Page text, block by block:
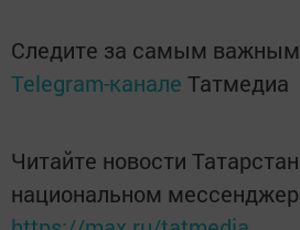
Следите за самым
Telegram-канале Татмедиа
Читайте новости
национальном